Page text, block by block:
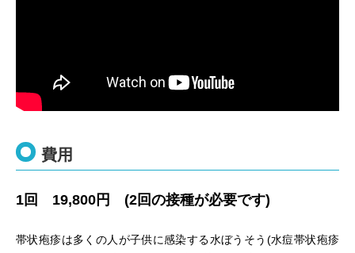
費用
1回 19,800円 (2回の接種が必要です)
帯状疱疹は多くの人が子供に感染する水ぼうそう(水痘帯状疱疹